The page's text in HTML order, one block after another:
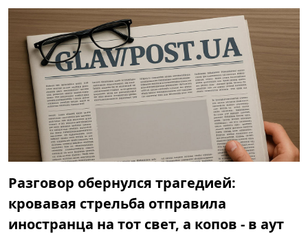
Разговор обернулся трагедией:
кровавая стрельба отправила
иностранца на тот свет, а копов - в аут